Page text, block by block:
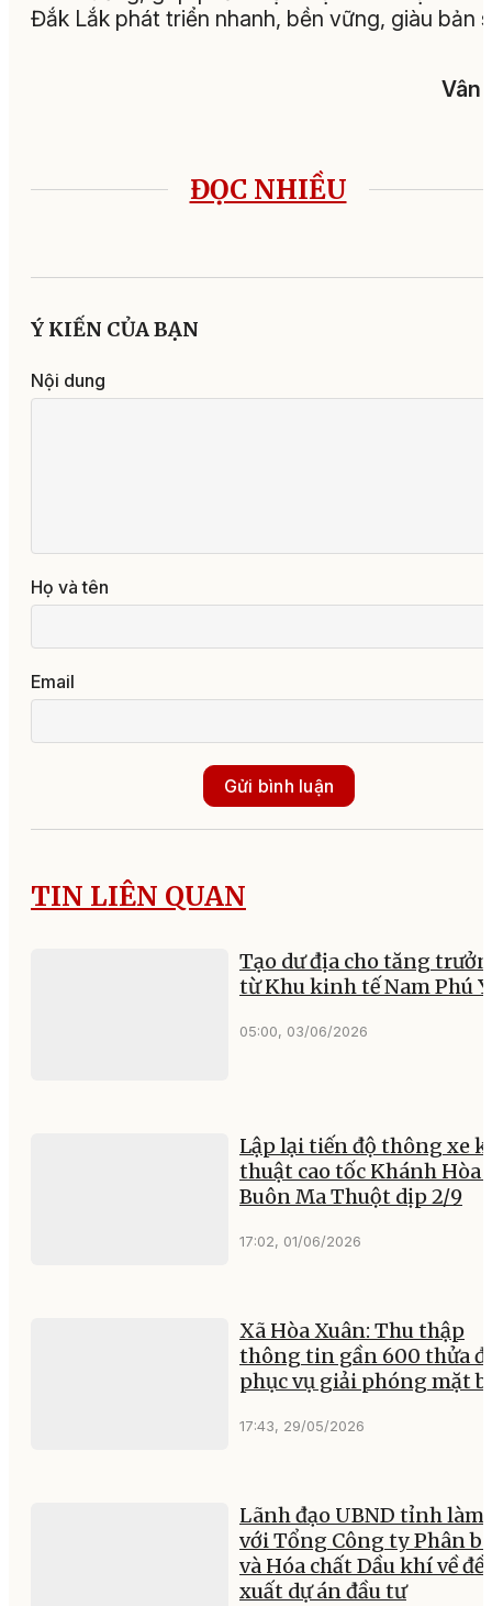
Đắk Lắk phát triển nhanh, bền vững, giàu bản
Vân
ĐỌC NHIỀU
Ý KIẾN CỦA BẠN
Nội dung
Họ và tên
Email
Gửi bình luận
TIN LIÊN QUAN
Tạo dư địa cho tăng
từ Khu kinh tế Nam Phú
05:00, 03/06/2026
Lập lại tiến độ thông xe
thuật cao tốc Khánh Hòa
Buôn Ma Thuột dịp 2/9
17:02, 01/06/2026
Xã Hòa Xuân: Thu thập
thông tin gần 600 thửa
phục vụ giải phóng mặt
17:43, 29/05/2026
Lãnh đạo UBND tỉnh làm
với Tổng Công ty Phân
và Hóa chất Dầu khí về đề
xuất dự án đầu tư